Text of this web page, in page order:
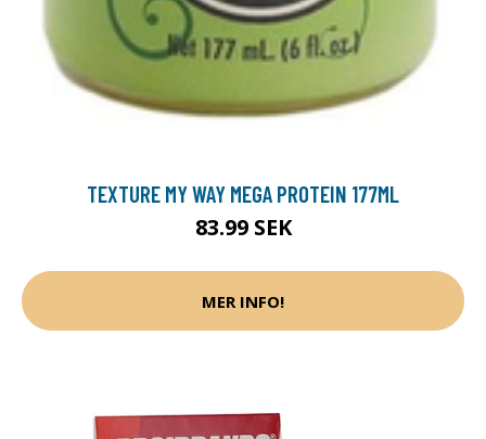
TEXTURE MY WAY MEGA PROTEIN 177ML
83.99 SEK
MER INFO!